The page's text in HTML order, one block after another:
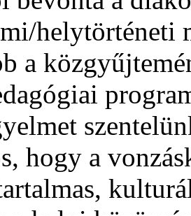
helytörténeti
a
hogy a